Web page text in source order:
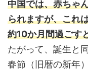
中国では、赤ちゃ
られますが、これ
約10か月間過ごす
たがって、誕生と
春節（旧暦の新年